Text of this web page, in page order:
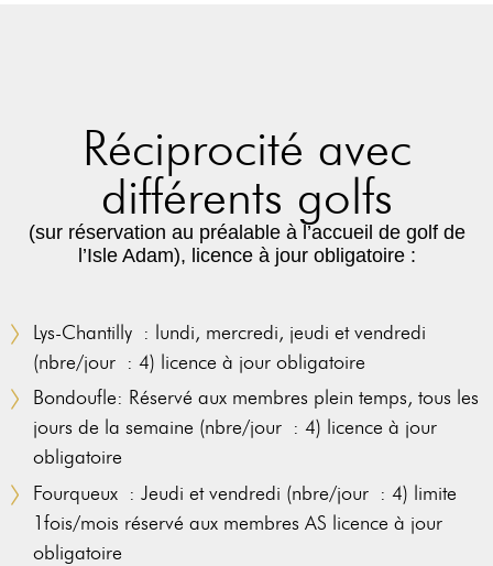
Réciprocité avec
différents golfs
(sur réservation au préalable à l’accueil de golf de
l’Isle Adam), licence à jour obligatoire :
Lys-Chantilly : lundi, mercredi, jeudi et vendredi
(nbre/jour : 4) licence à jour obligatoire
Bondoufle: Réservé aux membres plein temps, tous les
jours de la semaine (nbre/jour : 4) licence à jour
obligatoire
Fourqueux : Jeudi et vendredi (nbre/jour : 4) limite
1fois/mois réservé aux membres AS licence à jour
obligatoire